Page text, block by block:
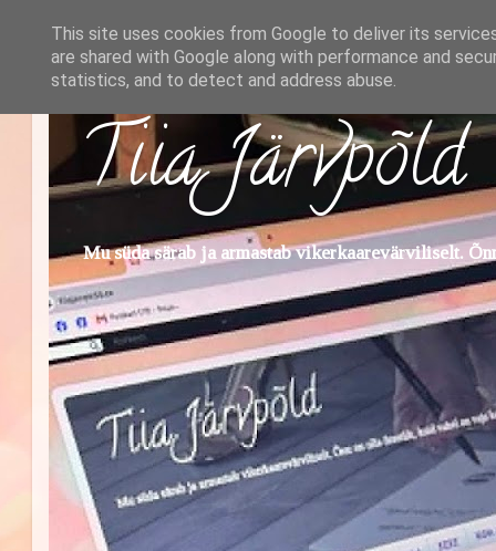
Tiia Järvpõld
Mu süda särab ja armastab vikerkaarevärviliselt.
This site uses cookies from Google to deliver its
are shared with Google along with performance and
statistics, and to detect and address abuse.